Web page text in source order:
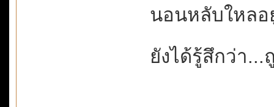
นอนหลับใหลอ
ยังได้รู้สึกว่า